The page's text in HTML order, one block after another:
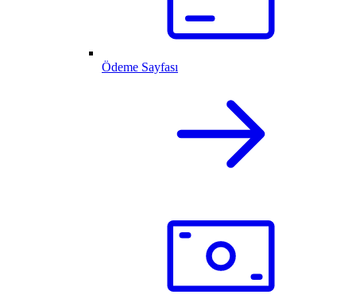
Ödeme Sayfası